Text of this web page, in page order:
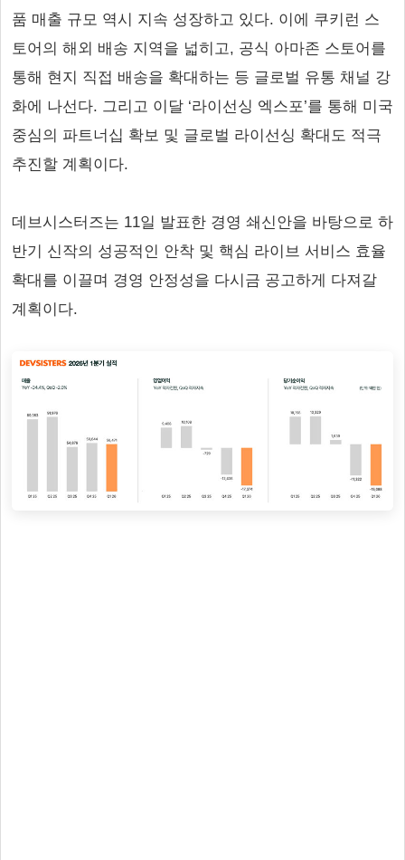
품 매출 규모 역시 지속 성장하고 있다. 이에 쿠키런 스
토어의 해외 배송 지역을 넓히고, 공식 아마존 스토어를
통해 현지 직접 배송을 확대하는 등 글로벌 유통 채널 강
화에 나선다. 그리고 이달 ‘라이선싱 엑스포’를 통해 미국
중심의 파트너십 확보 및 글로벌 라이선싱 확대도 적극
추진할 계획이다.
데브시스터즈는 11일 발표한 경영 쇄신안을 바탕으로 하
반기 신작의 성공적인 안착 및 핵심 라이브 서비스 효율
확대를 이끌며 경영 안정성을 다시금 공고하게 다져갈
계획이다.